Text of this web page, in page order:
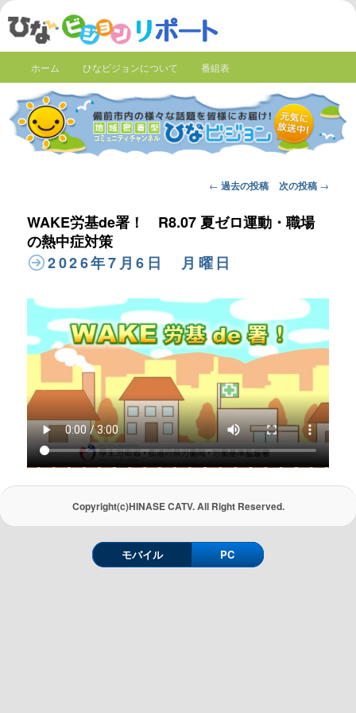
ホーム ひなビジョンについて 番組表
Post
← 過去の投稿 次の投稿 →
WAKE労基de署！ R8.07 夏ゼロ運動・職場
の熱中症対策
2026年7月6日 月曜日
Copyright(c)HINASE CATV. All Right Reserved.
モバイル PC